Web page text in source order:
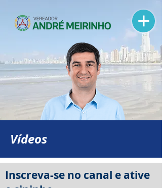
Vídeos
Inscreva-se no canal e ative